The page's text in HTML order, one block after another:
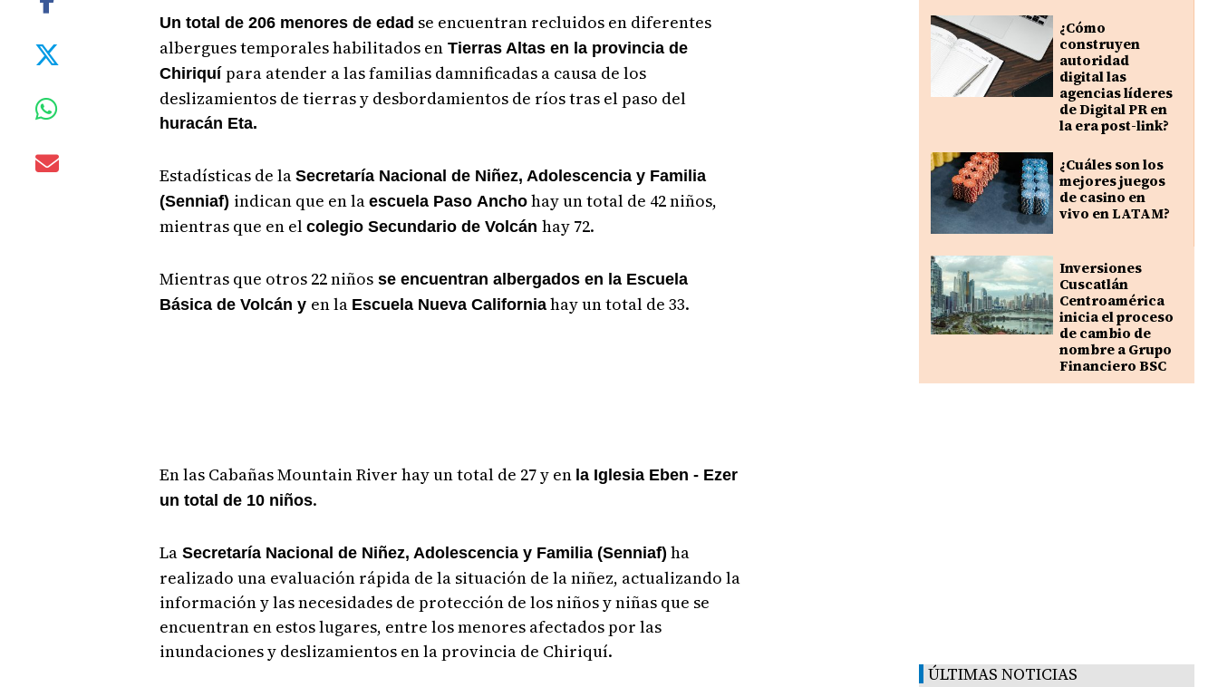
Un total de 206 menores de edad se encuentran recluidos en diferentes
albergues temporales habilitados enTierras Altas en la provincia de
Chiriquí para atender a las familias damnificadas a causa de los
deslizamientos de tierras y desbordamientos de ríos tras el paso del
huracán Eta.
Estadísticas de la Secretaría Nacional de Niñez, Adolescencia y Familia
(Senniaf) indican que en la escuela Paso Anchohay un total de 42 niños,
mientras que en el colegio Secundario de Volcán hay 72.
Mientras que otros 22 niñosse encuentran albergados en la Escuela
Básica de Volcán y en la Escuela Nueva Californiahay un total de 33.
En las Cabañas Mountain River hay un total de 27 y en la Iglesia Eben - Ezer
un total de 10 niños.
LaSecretaría Nacional de Niñez, Adolescencia y Familia (Senniaf) ha
realizado una evaluación rápida de la situación de la niñez, actualizando la
información y las necesidades de protección de los niños y niñas que se
encuentran en estos lugares, entre los menores afectados por las
inundaciones y deslizamientos en la provincia de Chiriquí.
¿Cómo
construyen
autoridad
digital las
agencias líderes
de Digital PR en
la era post-link?
¿Cuáles son los
mejores juegos
de casino en
vivo en LATAM?
Inversiones
Cuscatlán
Centroamérica
inicia el proceso
de cambio de
nombre a Grupo
Financiero BSC
ÚLTIMAS NOTICIAS